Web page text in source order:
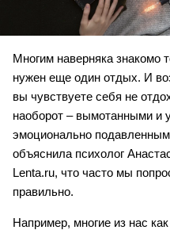
Многим наверняка знакомо
нужен еще один отдых. И
вы чувствуете себя не
наоборот – вымотанными и
эмоционально
объяснила психолог
Lenta.ru, что часто мы
правильно.
Например, многие из нас